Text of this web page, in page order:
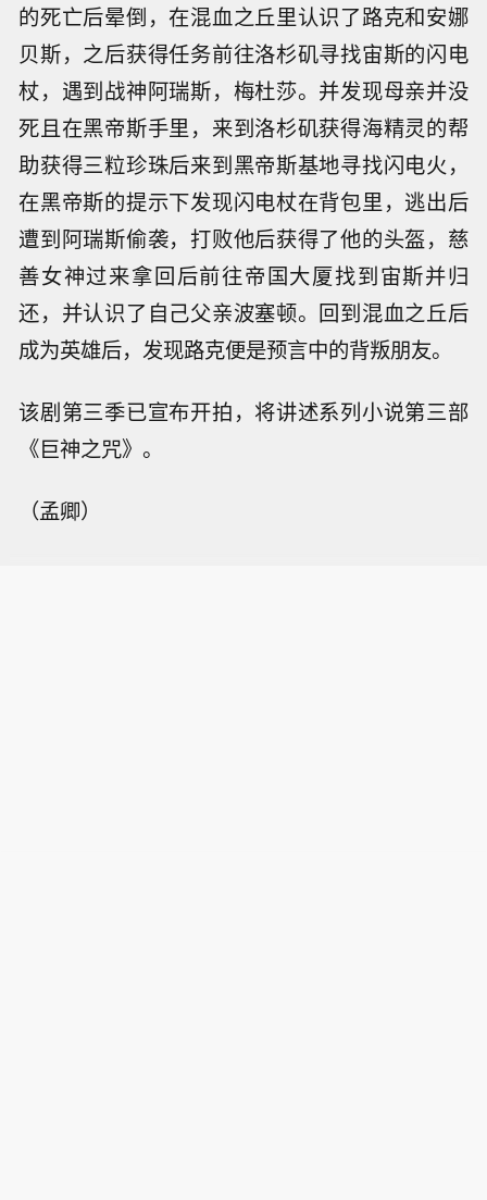
的死亡后晕倒，在混血之丘里认识了路克和安娜
贝斯，之后获得任务前往洛杉矶寻找宙斯的闪电
杖，遇到战神阿瑞斯，梅杜莎。并发现母亲并没
死且在黑帝斯手里，来到洛杉矶获得海精灵的帮
助获得三粒珍珠后来到黑帝斯基地寻找闪电火，
在黑帝斯的提示下发现闪电杖在背包里，逃出后
遭到阿瑞斯偷袭，打败他后获得了他的头盔，慈
善女神过来拿回后前往帝国大厦找到宙斯并归
还，并认识了自己父亲波塞顿。回到混血之丘后
成为英雄后，发现路克便是预言中的背叛朋友。
该剧第三季已宣布开拍，将讲述系列小说第三部
《巨神之咒》。
（孟卿）